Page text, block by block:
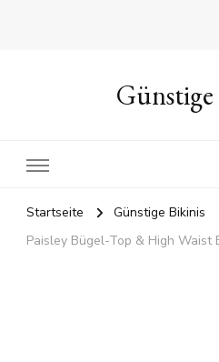
Startseite Günstige Bikinis
Paisley Bügel-Top & High Waist